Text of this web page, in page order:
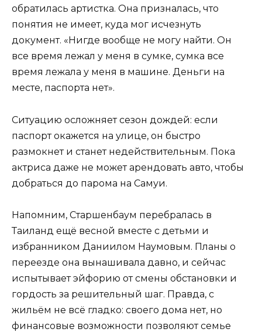
обратилась артистка. Она призналась, что
понятия не имеет, куда мог исчезнуть
документ. «Нигде вообще не могу найти. Он
все время лежал у меня в сумке, сумка все
время лежала у меня в машине. Деньги на
месте, паспорта нет».
Ситуацию осложняет сезон дождей: если
паспорт окажется на улице, он быстро
размокнет и станет недействительным. Пока
актриса даже не может арендовать авто, чтобы
добраться до парома на Самуи.
Напомним, Старшенбаум перебралась в
Таиланд ещё весной вместе с детьми и
избранником Даниилом Наумовым. Планы о
переезде она вынашивала давно, и сейчас
испытывает эйфорию от смены обстановки и
гордость за решительный шаг. Правда, с
жильём не всё гладко: своего дома нет, но
финансовые возможности позволяют семье